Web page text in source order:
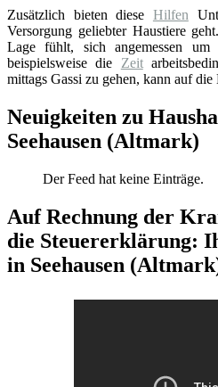
Zusätzlich bieten diese Hilfen
Versorgung geliebter Haustiere
Lage fühlt, sich angemessen
beispielsweise die Zeit
mittags Gassi zu gehen, kann auf
Neuigkeiten zu
Seehausen (Altmark)
Der Feed hat keine Einträge.
Auf Rechnung der
die Steuererklärung:
in Seehausen